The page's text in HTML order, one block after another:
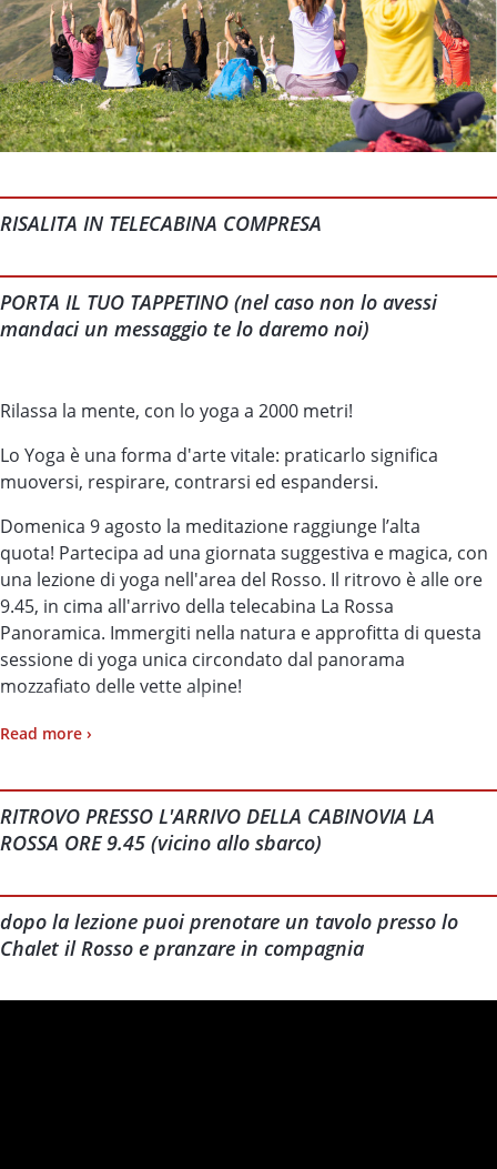
RISALITA IN TELECABINA COMPRESA
PORTA IL TUO TAPPETINO (nel caso non lo avessi
mandaci un messaggio te lo daremo noi)
Rilassa la mente, con lo yoga a 2000 metri!
Lo Yoga è una forma d'arte vitale: praticarlo significa
muoversi, respirare, contrarsi ed espandersi.
Domenica 9 agosto la meditazione raggiunge l’alta
quota! Partecipa ad una giornata suggestiva e magica, con
una lezione di yoga nell'area del Rosso. Il ritrovo è alle ore
9.45, in cima all'arrivo della telecabina La Rossa
Panoramica. Immergiti nella natura e approfitta di questa
sessione di yoga unica circondato dal panorama
mozzafiato delle vette alpine!
Suggeriamo di arrivare muniti del proprio tappetino.
segnalarcelo durante il checkout, barrando l'apposita
casella.
DURATA DELLA LEZIONE: 2 ore circa
E dopo la lezione puoi prenotare un tavolo presso lo Chalet
il Rosso e pranzare in compagnia
Read more ›
RITROVO PRESSO L'ARRIVO DELLA CABINOVIA LA
ROSSA ORE 9.45 (vicino allo sbarco)
dopo la lezione puoi prenotare un tavolo presso lo
Chalet il Rosso e pranzare in compagnia